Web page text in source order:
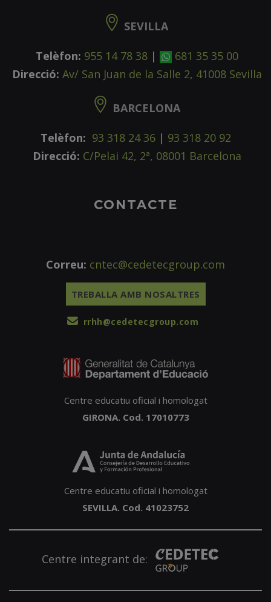
SEVILLA
Telèfon: 955 14 78 38 |
681 35 35 00
Direcció: Av/ San Juan de la Salle 2, 41008 Sevilla
BARCELONA
Telèfon: 93 318 24 36| 93 318 20 92
Direcció: C/Pelai 42, 2ª, 08001 Barcelona
CONTACTE
Correu: cntec@cedetecgroup.com
TREBALLA AMB NOSALTRES
rrhh@cedetecgroup.com
Centre educatiu oficial i homologat
GIRONA. Cod. 17010773
Centre educatiu oficial i homologat
SEVILLA. Cod. 41023752
Centre integrant de: